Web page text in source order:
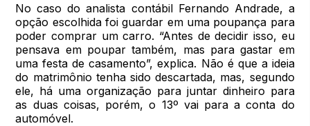
No caso do analista contábil Fernando Andrade, a
opção escolhida foi guardar em uma poupança para
poder comprar um carro. “Antes de decidir isso, eu
pensava em poupar também, mas para gastar em
uma festa de casamento”, explica. Não é que a ideia
do matrimônio tenha sido descartada, mas, segundo
ele, há uma organização para juntar dinheiro para
as duas coisas, porém, o 13º vai para a conta do
automóvel.